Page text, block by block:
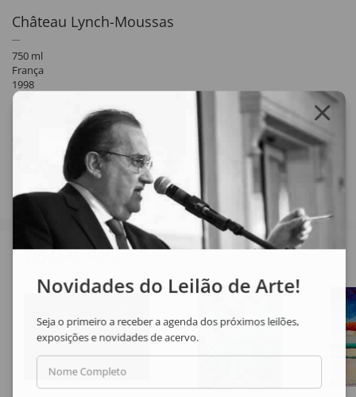
Château Lynch-Moussas
750 ml
França
1998
Compartilhar
Veja também
Novidades do Leilão de Arte!
Seja o primeiro a receber a agenda dos próximos leilões,
exposições e novidades de acervo.
Nome Completo